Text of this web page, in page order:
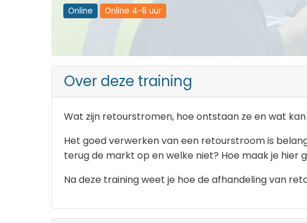
Online Online 4-8 uur
Over deze training
Wat zijn retourstromen, hoe ontstaan ze en wat
Het goed verwerken van een retourstroom is
terug de markt op en welke niet? Hoe maak je hier
Na deze training weet je hoe de afhandeling van